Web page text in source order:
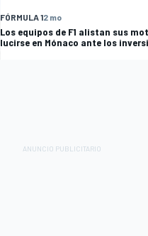
FÓRMULA 12 mo
Los equipos de F1 alistan sus
lucirse en Mónaco ante los